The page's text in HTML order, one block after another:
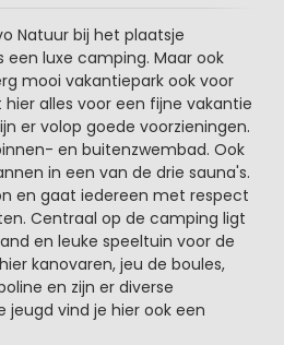
Natuur bij het plaatsje
een luxe camping. Maar ook
mooi vakantiepark ook voor
alles voor een fijne vakantie
er volop goede voorzieningen.
en buitenzwembad. Ook
in een van de drie sauna's.
en gaat iedereen met respect
Centraal op de camping ligt
en leuke speeltuin voor de
kanovaren, jeu de boules,
en zijn er diverse
jeugd vind je hier ook een